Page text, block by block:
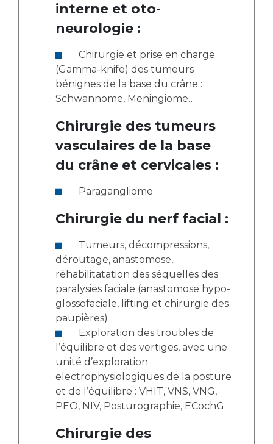
interne et oto-
neurologie :
(Gamma-knife) des tumeurs
bénignes de la base du crâne :
Schwannome, Meningiome…
Chirurgie des tumeurs
vasculaires de la base
du crâne et cervicales :
Paragangliome
Chirurgie du nerf facial :
déroutage, anastomose,
réhabilitatation des séquelles des
paralysies faciale (anastomose hypo-
glossofaciale, lifting et chirurgie des
paupières)
l’équilibre et des vertiges, avec une
unité d’exploration
electrophysiologiques de la posture
et de l’équilibre : VHIT, VNS, VNG,
PEO, NIV, Posturographie, ECochG
Chirurgie des